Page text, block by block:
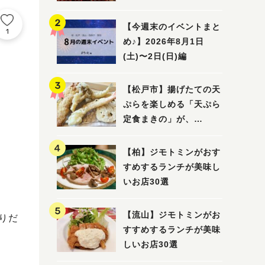
1
だ
【今週末のイベントまと
め♪】2026年8月1日
(土)〜2日(日)編
【松戸市】揚げたての天
ぷらを楽しめる「天ぷら
定食まきの」が、
【柏】ジモトミンがおす
すめするランチが美味し
いお店30選
【流山】ジモトミンがお
すすめするランチが美味
しいお店30選